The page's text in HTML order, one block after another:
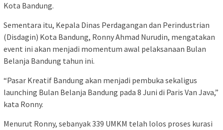
Kota Bandung.
Sementara itu, Kepala Dinas Perdagangan dan Perindustrian
(Disdagin) Kota Bandung, Ronny Ahmad Nurudin, mengatakan
event ini akan menjadi momentum awal pelaksanaan Bulan
Belanja Bandung tahun ini.
“Pasar Kreatif Bandung akan menjadi pembuka sekaligus
launching Bulan Belanja Bandung pada 8 Juni di Paris Van Java,”
kata Ronny.
Menurut Ronny, sebanyak 339 UMKM telah lolos proses kurasi